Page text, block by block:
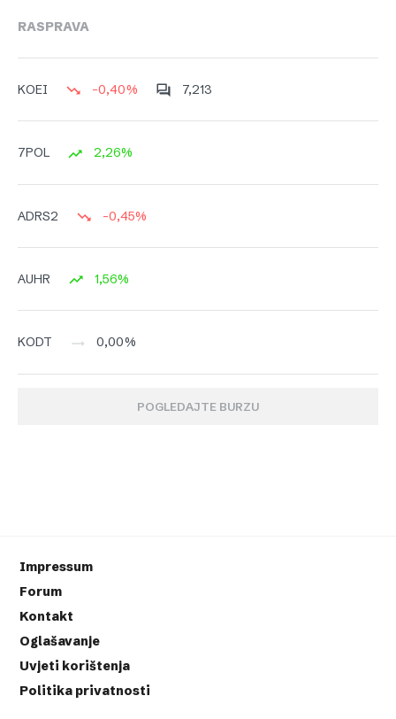
RASPRAVA
KOEI -0,40% 7,213
7POL 2,26%
ADRS2 -0,45%
AUHR 1,56%
KODT 0,00%
POGLEDAJTE BURZU
Impressum
Forum
Kontakt
Oglašavanje
Uvjeti korištenja
Politika privatnosti